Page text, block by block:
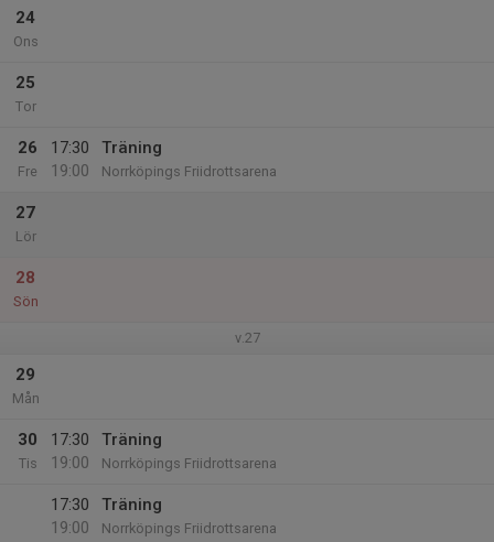
24
Ons
25
Tor
26
Fre
17:30
19:00
Träning
Norrköpings Friidrottsarena
27
Lör
28
Sön
v.27
29
Mån
30
Tis
17:30
19:00
Träning
Norrköpings Friidrottsarena
17:30
19:00
Träning
Norrköpings Friidrottsarena